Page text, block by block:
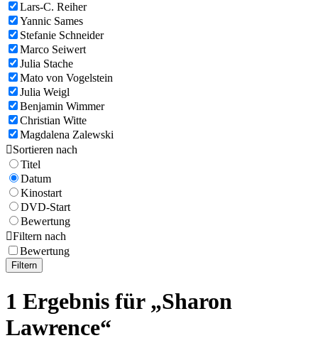
Lars-C. Reiher
Yannic Sames
Stefanie Schneider
Marco Seiwert
Julia Stache
Mato von Vogelstein
Julia Weigl
Benjamin Wimmer
Christian Witte
Magdalena Zalewski
Sortieren nach
Titel
Datum
Kinostart
DVD-Start
Bewertung
Filtern nach
Bewertung
Filtern
1 Ergebnis für „Sharon
Lawrence“